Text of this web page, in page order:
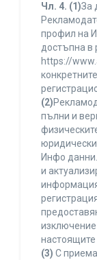
Чл. 4. (1)За
профил на
достъпна в
https://
(2)
пълни и
Инфо
и
изключение
(3) С